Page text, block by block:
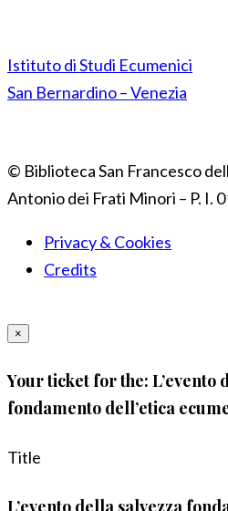
Istituto di Studi Ecumenici
San Bernardino – Venezia
© Biblioteca San Francesco
Antonio dei Frati Minori – P. I.
Privacy & Cookies
Credits
×
Your ticket for the: L’evento
fondamento dell’etica
Title
L’evento della salvezza